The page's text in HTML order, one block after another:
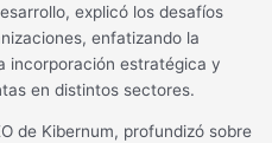
explicó los desafíos
enfatizando la
incorporación estratégica y
en distintos sectores.
de Kibernum, profundizó sobre